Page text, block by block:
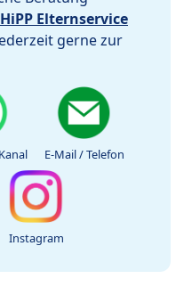
HiPP Elternservice
gerne zur
E-Mail / Telefon
Instagram